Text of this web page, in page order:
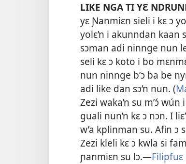
LIKE NGA TI YƐ
yɛ Ɲanmiɛn sieli i kɛ ɔ
yolɛ’n i akunndan kaan
sɔman adi ninnge nun
seli kɛ ɔ koto i bo
nun ninnge b’ɔ ba be
adi like dan sɔ’n nun. (
Zezi waka’n su m’ɔ́
guali nun’n kɛ ɔ nɔn. I
w’a kplinman su. Afin ɔ
Zezi kleli kɛ ɔ kwla si
ɲanmiɛn su lɔ.​—Filipfuɛ